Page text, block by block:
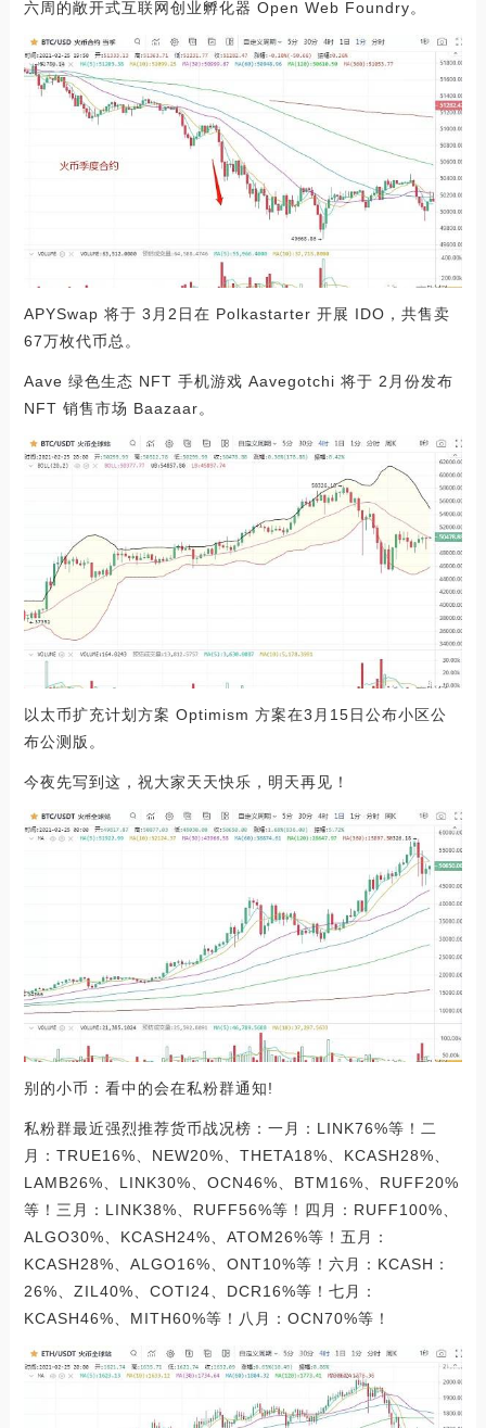
六周的敞开式互联网创业孵化器 Open Web Foundry。
APYSwap 将于 3月2日在 Polkastarter 开展 IDO，共售卖
67万枚代币总。
Aave 绿色生态 NFT 手机游戏 Aavegotchi 将于 2月份发布
NFT 销售市场 Baazaar。
以太币扩充计划方案 Optimism 方案在3月15日公布小区公
布公测版。
今夜先写到这，祝大家天天快乐，明天再见！
别的小币：看中的会在私粉群通知!
私粉群最近强烈推荐货币战况榜：一月：LINK76%等！二
月：TRUE16%、NEW20%、THETA18%、KCASH28%、
LAMB26%、LINK30%、OCN46%、BTM16%、RUFF20%
等！三月：LINK38%、RUFF56%等！四月：RUFF100%、
ALGO30%、KCASH24%、ATOM26%等！五月：
KCASH28%、ALGO16%、ONT10%等！六月：KCASH：
26%、ZIL40%、COTI24、DCR16%等！七月：
KCASH46%、MITH60%等！八月：OCN70%等！